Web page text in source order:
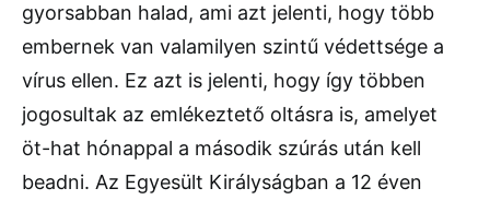
gyorsabban halad, ami azt jelenti, hogy több
embernek van valamilyen szintű védettsége a
vírus ellen. Ez azt is jelenti, hogy így többen
jogosultak az emlékeztető oltásra is, amelyet
öt-hat hónappal a második szúrás után kell
beadni. Az Egyesült Királyságban a 12 éven